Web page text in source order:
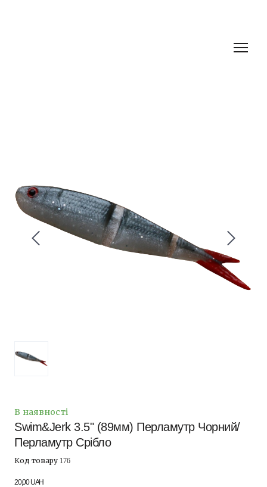
В наявності
Swim&Jerk 3.5" (89мм) Перламутр Чорний/
Перламутр Срібло
Код товару 176
20,00 UAH